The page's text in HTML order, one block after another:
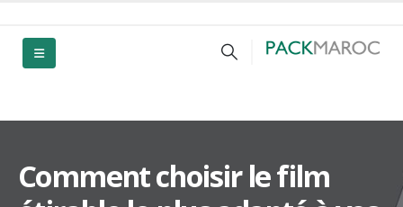
Comment choisir le film